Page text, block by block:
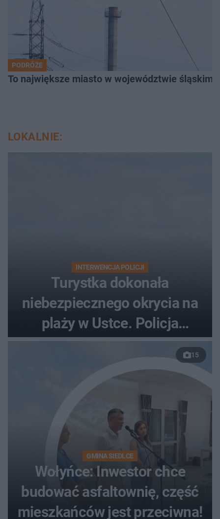
PODRÓŻE
To największe miasto w województwie
LOKALNIE:
INTERWENCJA POLICJI
Turystka dokonała
niebezpiecznego okrycia na
plaży w Ustce. Policja
musiała zamknąć odcinek
15
GMINA SIEDLCE
Wołyńce: Inwestor chce
budować asfaltownię, część
mieszkańców jest przeciwna!